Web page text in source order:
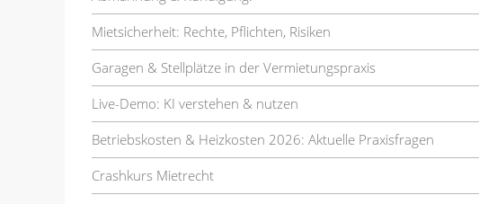
Mietsicherheit: Rechte, Pflichten, Risiken
Garagen & Stellplätze in der Vermietungspraxis
Live-Demo: KI verstehen & nutzen
Betriebskosten & Heizkosten 2026: Aktuelle Praxisfragen
Crashkurs Mietrecht